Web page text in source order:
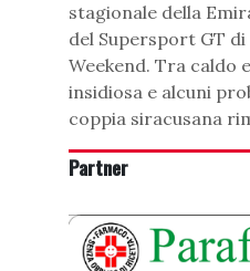
stagionale della
del Supersport GT di
Weekend. Tra caldo
insidiosa e alcuni
coppia siracusana
Partner